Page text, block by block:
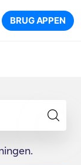
BRUG APPEN